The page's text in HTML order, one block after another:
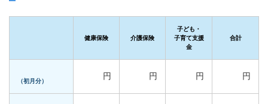
健康保険 介護保険
子ども・
子育て支援
金
合計
（初月分）
円 円 円 円